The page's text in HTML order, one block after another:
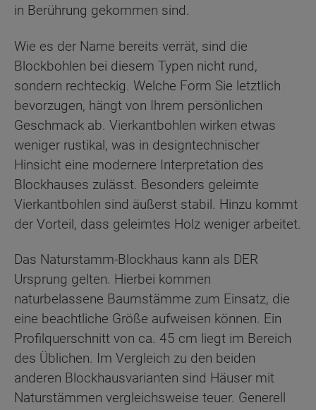
in Berührung gekommen sind.
Wie es der Name bereits verrät, sind die
Blockbohlen bei diesem Typen nicht rund,
sondern rechteckig. Welche Form Sie letztlich
bevorzugen, hängt von Ihrem persönlichen
Geschmack ab. Vierkantbohlen wirken etwas
weniger rustikal, was in designtechnischer
Hinsicht eine modernere Interpretation des
Blockhauses zulässt. Besonders geleimte
Vierkantbohlen sind äußerst stabil. Hinzu kommt
der Vorteil, dass geleimtes Holz weniger arbeitet.
Das Naturstamm-Blockhaus kann als DER
Ursprung gelten. Hierbei kommen
naturbelassene Baumstämme zum Einsatz, die
eine beachtliche Größe aufweisen können. Ein
Profilquerschnitt von ca. 45 cm liegt im Bereich
des Üblichen. Im Vergleich zu den beiden
anderen Blockhausvarianten sind Häuser mit
Naturstämmen vergleichsweise teuer. Generell